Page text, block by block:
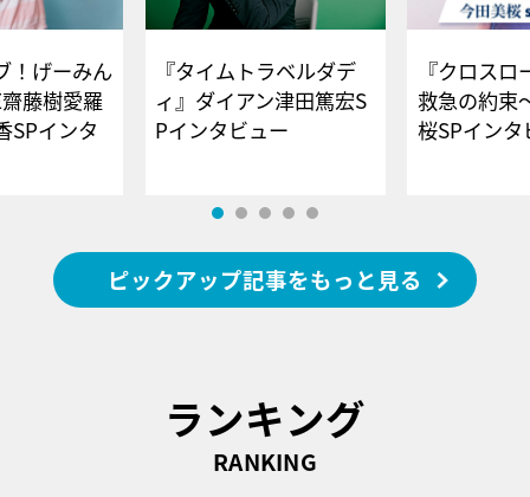
！げーみん
藤樹愛羅
SPインタ
『タイムトラベルダデ
ィ』ダイアン津田篤宏S
Pインタビュー
『クロス
救急の約束
桜SPイ
ピックアップ記事をもっと見る
ランキング
RANKING